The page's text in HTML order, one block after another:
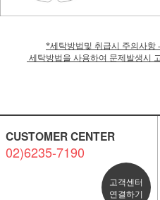
*세탁방법및 취급시 주의사항
세탁방법을 사용하여 문제발생시
CUSTOMER CENTER
02)6235-7190
고객센터
연결하기